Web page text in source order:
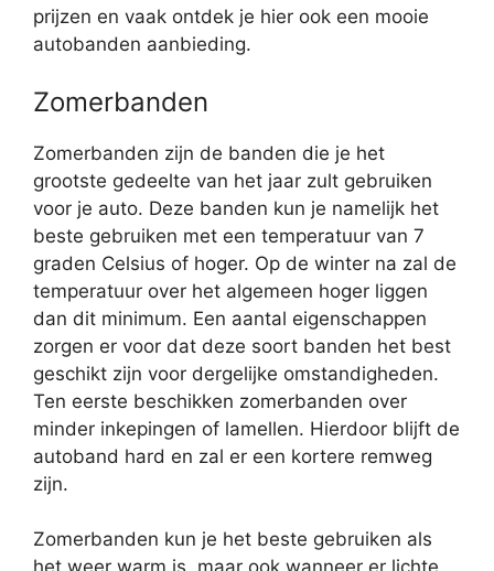
prijzen en vaak ontdek je hier ook een mooie
autobanden aanbieding.
Zomerbanden
Zomerbanden zijn de banden die je het
grootste gedeelte van het jaar zult gebruiken
voor je auto. Deze banden kun je namelijk het
beste gebruiken met een temperatuur van 7
graden Celsius of hoger. Op de winter na zal de
temperatuur over het algemeen hoger liggen
dan dit minimum. Een aantal eigenschappen
zorgen er voor dat deze soort banden het best
geschikt zijn voor dergelijke omstandigheden.
Ten eerste beschikken zomerbanden over
minder inkepingen of lamellen. Hierdoor blijft de
autoband hard en zal er een kortere remweg
zijn.
Zomerbanden kun je het beste gebruiken als